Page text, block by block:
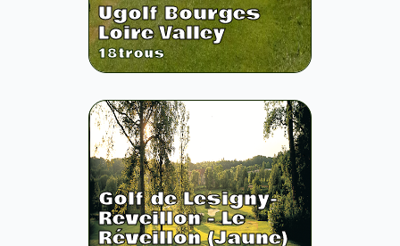
Ugolf Bourges
Loire Valley
18trous
Golf de Lesigny-
Reveillon - Le
Réveillon (Jaune)